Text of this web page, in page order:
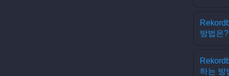
방법은?
하는 방